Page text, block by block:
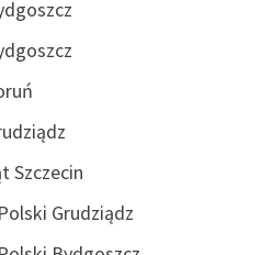
Szczecin
Grudziądz